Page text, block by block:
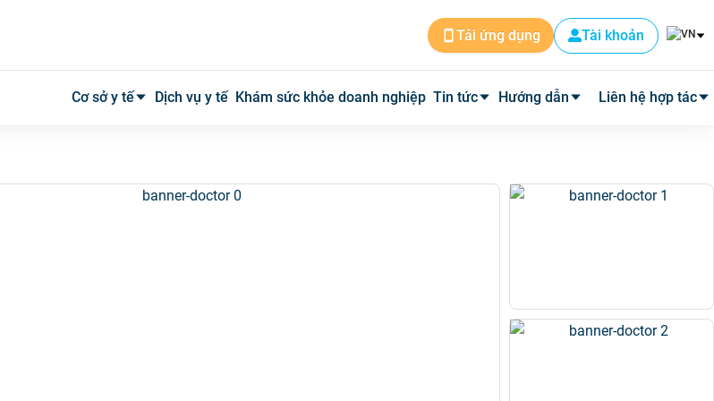
Tải ứng dụng Tài khoản
Cơ sở y tế Dịch vụ y tế Khám sức khỏe doanh nghiệp Tin tức Hướng dẫn
Câu hỏi thường gặp
Liên hệ hợp tác
Về Medpro